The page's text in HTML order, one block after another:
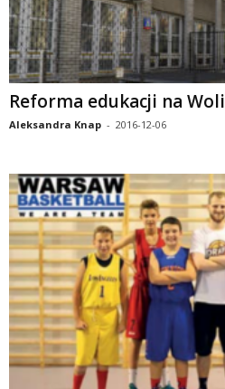
Reforma edukacji na Woli
Aleksandra Knap - 2016-12-06